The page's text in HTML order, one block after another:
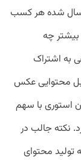
شده هر کسب
بیشتر چه
به اشتراک
محتوایی عکس
و بعد از آن استوری با سهم
درصدی قرار دارد. نکته جالب در
محتوای